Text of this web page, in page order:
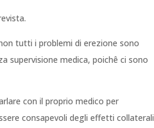
tutti i problemi di erezione sono
supervisione medica, poichê ci sono
con il proprio medico per
consapevoli degli effetti collaterali